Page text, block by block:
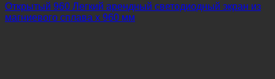
Открытый 960 Легкий арендный светодиодный экран из
магниевого сплава x 960 мм